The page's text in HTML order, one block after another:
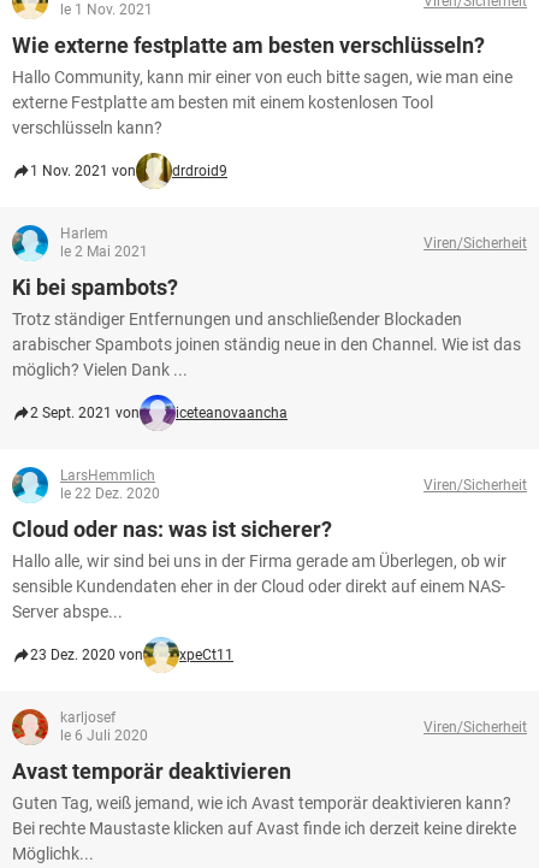
FACEBOOKle 1 Nov. 2021
Wie externe festplatte am besten verschlüsseln?
Hallo Community, kann mir einer von euch bitte sagen, wie man eine
externe Festplatte am besten mit einem kostenlosen Tool
verschlüsseln kann?
1 Nov. 2021 von drdroid9
Harlem
le 2 Mai 2021
Viren/Sicherheit
Ki bei spambots?
Trotz ständiger Entfernungen und anschließender Blockaden
arabischer Spambots joinen ständig neue in den Channel. Wie ist das
möglich? Vielen Dank ...
2 Sept. 2021 von iceteanovaancha
LarsHemmlich
le 22 Dez. 2020
Viren/Sicherheit
Cloud oder nas: was ist sicherer?
Hallo alle, wir sind bei uns in der Firma gerade am Überlegen, ob wir
sensible Kundendaten eher in der Cloud oder direkt auf einem NAS-
Server abspe...
23 Dez. 2020 von xpeCt11
karljosef
le 6 Juli 2020
Viren/Sicherheit
Avast temporär deaktivieren
Guten Tag, weiß jemand, wie ich Avast temporär deaktivieren kann?
Bei rechte Maustaste klicken auf Avast finde ich derzeit keine direkte
Möglichk...